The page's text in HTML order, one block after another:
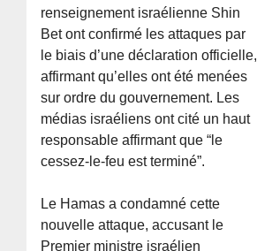
renseignement israélienne Shin
Bet ont confirmé les attaques par
le biais d’une déclaration officielle,
affirmant qu’elles ont été menées
sur ordre du gouvernement. Les
médias israéliens ont cité un haut
responsable affirmant que “le
cessez-le-feu est terminé”.
Le Hamas a condamné cette
nouvelle attaque, accusant le
Premier ministre israélien